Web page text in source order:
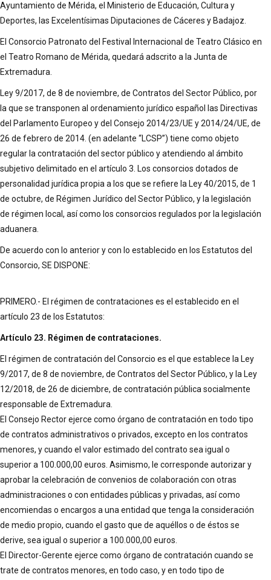
Ayuntamiento de Mérida, el Ministerio de Educación, Cultura y
Deportes, las Excelentísimas Diputaciones de Cáceres y Badajoz.
El Consorcio Patronato del Festival Internacional de Teatro Clásico en
el Teatro Romano de Mérida, quedará adscrito a la Junta de
Extremadura.
Ley 9/2017, de 8 de noviembre, de Contratos del Sector Público, por
la que se transponen al ordenamiento jurídico español las Directivas
del Parlamento Europeo y del Consejo 2014/23/UE y 2014/24/UE, de
26 de febrero de 2014. (en adelante “LCSP”) tiene como objeto
regular la contratación del sector público y atendiendo al ámbito
subjetivo delimitado en el artículo 3. Los consorcios dotados de
personalidad jurídica propia a los que se refiere la Ley 40/2015, de 1
de octubre, de Régimen Jurídico del Sector Público, y la legislación
de régimen local, así como los consorcios regulados por la legislación
aduanera.
De acuerdo con lo anterior y con lo establecido en los Estatutos del
Consorcio, SE DISPONE:
PRIMERO.- El régimen de contrataciones es el establecido en el
artículo 23 de los Estatutos:
Artículo 23. Régimen de contrataciones.
El régimen de contratación del Consorcio es el que establece la Ley
9/2017, de 8 de noviembre, de Contratos del Sector Público, y la Ley
12/2018, de 26 de diciembre, de contratación pública socialmente
responsable de Extremadura.
El Consejo Rector ejerce como órgano de contratación en todo tipo
de contratos administrativos o privados, excepto en los contratos
menores, y cuando el valor estimado del contrato sea igual o
superior a 100.000,00 euros. Asimismo, le corresponde autorizar y
aprobar la celebración de convenios de colaboración con otras
administraciones o con entidades públicas y privadas, así como
encomiendas o encargos a una entidad que tenga la consideración
de medio propio, cuando el gasto que de aquéllos o de éstos se
derive, sea igual o superior a 100.000,00 euros.
El Director-Gerente ejerce como órgano de contratación cuando se
trate de contratos menores, en todo caso, y en todo tipo de